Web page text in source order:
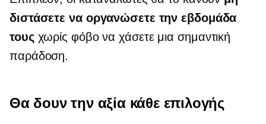
διστάσετε να οργανώσετε την εβδομάδα
τουςχωρίς φόβο να χάσετε μια σημαντική
παράδοση.
Θα δουν την αξία κάθε επιλογής